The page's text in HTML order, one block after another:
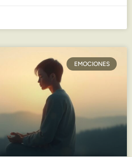
EMOCIONES